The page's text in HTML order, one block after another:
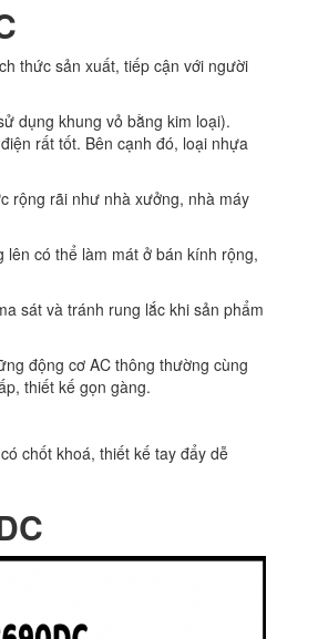
thức sản xuất, tiếp cận với người
dụng khung vỏ bằng kim loại).
rất tốt. Bên cạnh đó, loại nhựa
rộng rãi như nhà xưởng, nhà máy
có thể làm mát ở bán kính rộng,
sát và tránh rung lắc khi sản phẩm
động cơ AC thông thường cùng
thiết kế gọn gàng.
chốt khoá, thiết kế tay đẩy dễ